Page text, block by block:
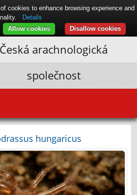
Česká arachnologická
společnost
hungaricus
cookies to enhance browsing experience and
Details
Disallow cookies
Allow cookies